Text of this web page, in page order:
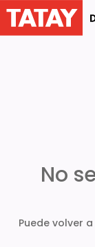
No
Puede volver